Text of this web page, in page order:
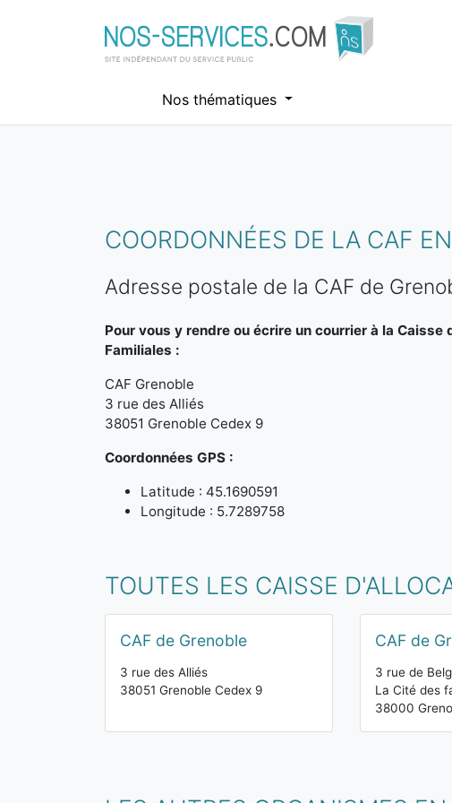
Nos thématiques
COORDONNÉES DE LA CAF
Adresse postale de la CAF de
Pour vous y rendre ou écrire un courrier à la Caisse
Familiales :
CAF Grenoble
3 rue des Alliés
38051 Grenoble Cedex 9
Coordonnées GPS :
Latitude : 45.1690591
Longitude : 5.7289758
TOUTES LES CAISSE
CAF de Grenoble
3 rue des Alliés
38051 Grenoble Cedex 9
CAF de
3 rue de
La Cité des
38000